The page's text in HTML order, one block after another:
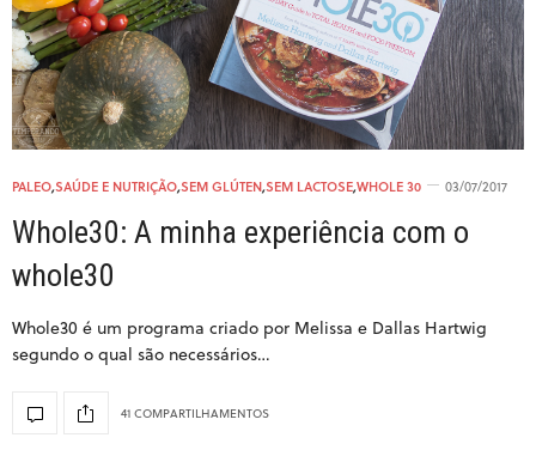
PALEO,SAÚDE E NUTRIÇÃO,SEM GLÚTEN,SEM LACTOSE,WHOLE 30 03/07/2017
Whole30: A minha experiência com o
whole30
Whole30 é um programa criado por Melissa e Dallas Hartwig
segundo o qual são necessários…
41 COMPARTILHAMENTOS